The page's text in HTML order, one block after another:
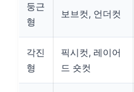
둥근
형
보브컷, 언더컷
각진
형
픽시컷, 레이어
드 숏컷